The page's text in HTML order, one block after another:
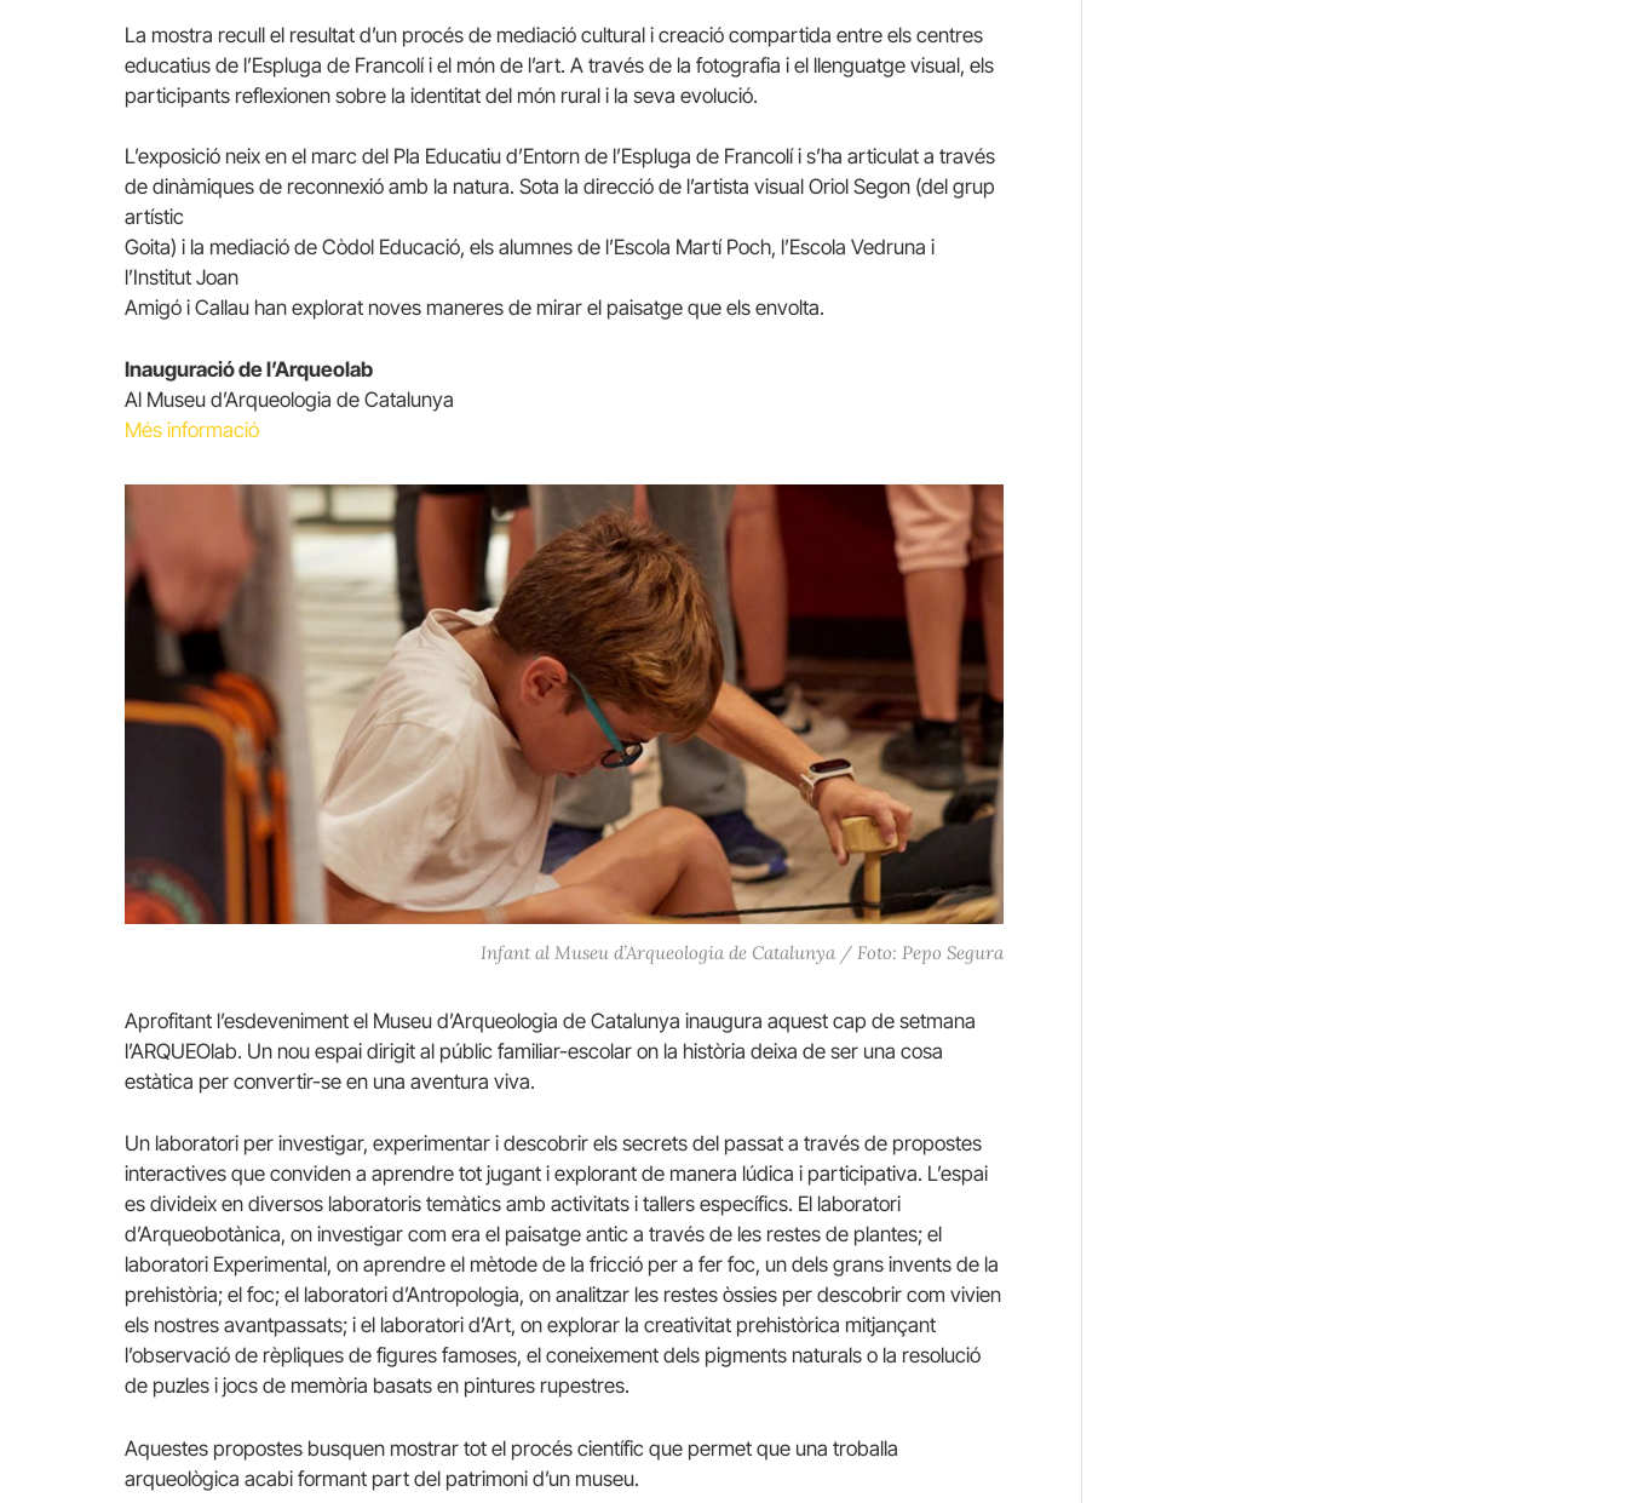
La mostra recull el resultat d’un procés de mediació cultural i creació compartida entre els centres
educatius de l’Espluga de Francolí i el món de l’art. A través de la fotografia i el llenguatge visual, els
participants reflexionen sobre la identitat del món rural i la seva evolució.
L’exposició neix en el marc del Pla Educatiu d’Entorn de l’Espluga de Francolí i s’ha articulat a través
de dinàmiques de reconnexió amb la natura. Sota la direcció de l’artista visual Oriol Segon (del grup
artístic
Goita) i la mediació de Còdol Educació, els alumnes de l’Escola Martí Poch, l’Escola Vedruna i
l’Institut Joan
Amigó i Callau han explorat noves maneres de mirar el paisatge que els envolta.
Inauguració de l’Arqueolab
Al Museu d’Arqueologia de Catalunya
Més informació
Infant al Museu d’Arqueologia de Catalunya / Foto: Pepo Segura
Aprofitant l’esdeveniment el Museu d’Arqueologia de Catalunya inaugura aquest cap de setmana
l’ARQUEOlab. Un nou espai dirigit al públic familiar-escolar on la història deixa de ser una cosa
estàtica per convertir-se en una aventura viva.
Un laboratori per investigar, experimentar i descobrir els secrets del passat a través de propostes
interactives que conviden a aprendre tot jugant i explorant de manera lúdica i participativa. L’espai
es divideix en diversos laboratoris temàtics amb activitats i tallers específics. El laboratori
d’Arqueobotànica, on investigar com era el paisatge antic a través de les restes de plantes; el
laboratori Experimental, on aprendre el mètode de la fricció per a fer foc, un dels grans invents de la
prehistòria; el foc; el laboratori d’Antropologia, on analitzar les restes òssies per descobrir com vivien
els nostres avantpassats; i el laboratori d’Art, on explorar la creativitat prehistòrica mitjançant
l’observació de rèpliques de figures famoses, el coneixement dels pigments naturals o la resolució
de puzles i jocs de memòria basats en pintures rupestres.
Aquestes propostes busquen mostrar tot el procés científic que permet que una troballa
arqueològica acabi formant part del patrimoni d’un museu.